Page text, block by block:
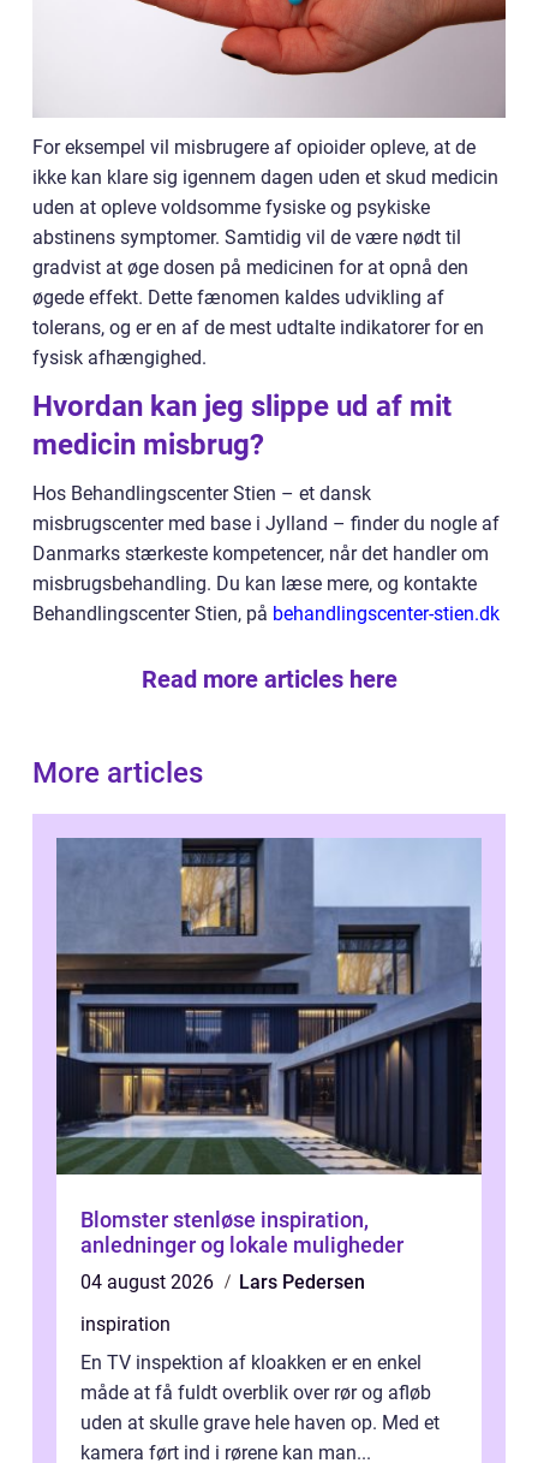
For eksempel vil misbrugere af opioider opleve, at de
ikke kan klare sig igennem dagen uden et skud medicin
uden at opleve voldsomme fysiske og psykiske
abstinens symptomer. Samtidig vil de være nødt til
gradvist at øge dosen på medicinen for at opnå den
øgede effekt. Dette fænomen kaldes udvikling af
tolerans, og er en af de mest udtalte indikatorer for en
fysisk afhængighed.
Hvordan kan jeg slippe ud af mit
medicin misbrug?
Hos Behandlingscenter Stien – et dansk
misbrugscenter med base i Jylland – finder du nogle af
Danmarks stærkeste kompetencer, når det handler om
misbrugsbehandling. Du kan læse mere, og kontakte
Behandlingscenter Stien, på behandlingscenter-stien.dk
Read more articles here
More articles
Blomster stenløse inspiration,
anledninger og lokale muligheder
04 august 2026
Lars Pedersen
inspiration
En TV inspektion af kloakken er en enkel
måde at få fuldt overblik over rør og afløb
uden at skulle grave hele haven op. Med et
kamera ført ind i rørene kan man...